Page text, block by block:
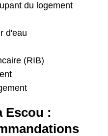
du logement
d'eau
(RIB)
Escou :